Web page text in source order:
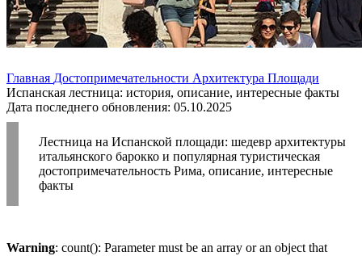
Главная Достопримечательности Архитектура Площади
Испанская лестница: история, описание, интересные факты
Дата последнего обновления: 05.10.2025
Лестница на Испанской площади: шедевр архитектуры
итальянского барокко и популярная туристическая
достопримечательность Рима, описание, интересные
факты
Warning: count(): Parameter must be an array or an object that